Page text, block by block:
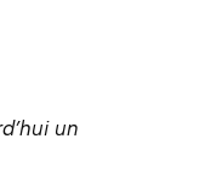
un